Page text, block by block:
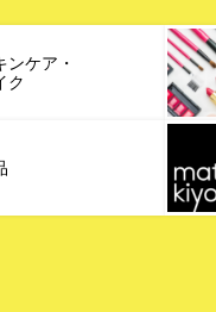
ンケア・
ク